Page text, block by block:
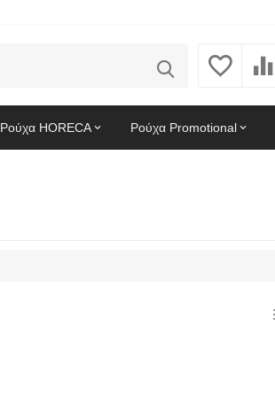
Ρούχα HORECA Ρούχα Promotional